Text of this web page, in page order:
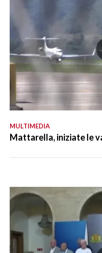
MULTIMEDIA
Mattarella, iniziate le